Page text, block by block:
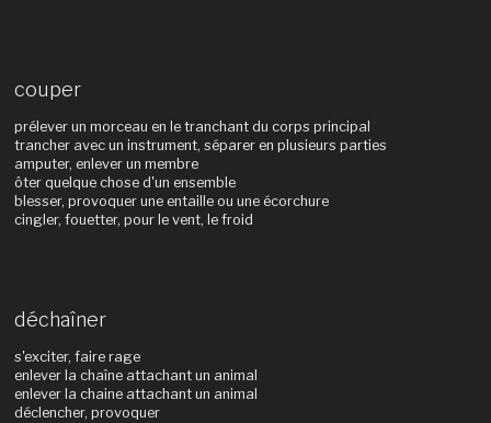
couper
prélever un morceau en le tranchant du corps principal
trancher avec un instrument, séparer en plusieurs parties
amputer, enlever un membre
ôter quelque chose d'un ensemble
blesser, provoquer une entaille ou une écorchure
cingler, fouetter, pour le vent, le froid
déchaîner
s'exciter, faire rage
enlever la chaîne attachant un animal
enlever la chaine attachant un animal
déclencher, provoquer